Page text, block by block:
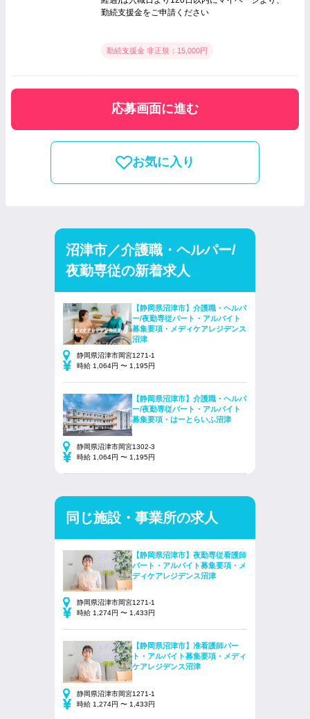
勤続支援金をご申請ください
勤続支援金 非正規：15,000円
応募画面に進む
お気に入り
沼津市／介護職・ヘルパー/
夜勤専従の新着求人
【静岡県沼津市】介護職・ヘルパ
ー/夜勤専従パート・アルバイト
募集要項・メディケアレジデンス
沼津
静岡県沼津市岡宮1271-1
時給 1,064円 〜 1,195円
【静岡県沼津市】介護職・ヘルパ
ー/夜勤専従パート・アルバイト
募集要項・はーとらいふ沼津
静岡県沼津市岡宮1302-3
時給 1,064円 〜 1,195円
同じ施設・事業所の求人
【静岡県沼津市】夜勤専従看護師
パート・アルバイト募集要項・メ
ディケアレジデンス沼津
静岡県沼津市岡宮1271-1
時給 1,274円 〜 1,433円
【静岡県沼津市】准看護師パー
ト・アルバイト募集要項・メディ
ケアレジデンス沼津
静岡県沼津市岡宮1271-1
時給 1,274円 〜 1,433円